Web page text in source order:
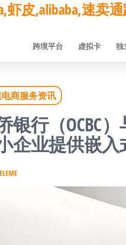
虾皮,alibaba,速卖
跨境平台 虚拟卡 独
商服务资讯
银行（OCBC
企业提供嵌